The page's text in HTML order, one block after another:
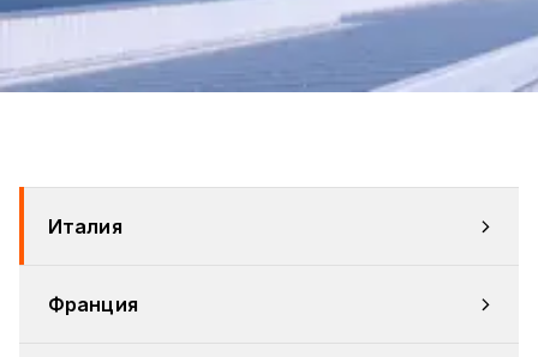
Италия
Франция